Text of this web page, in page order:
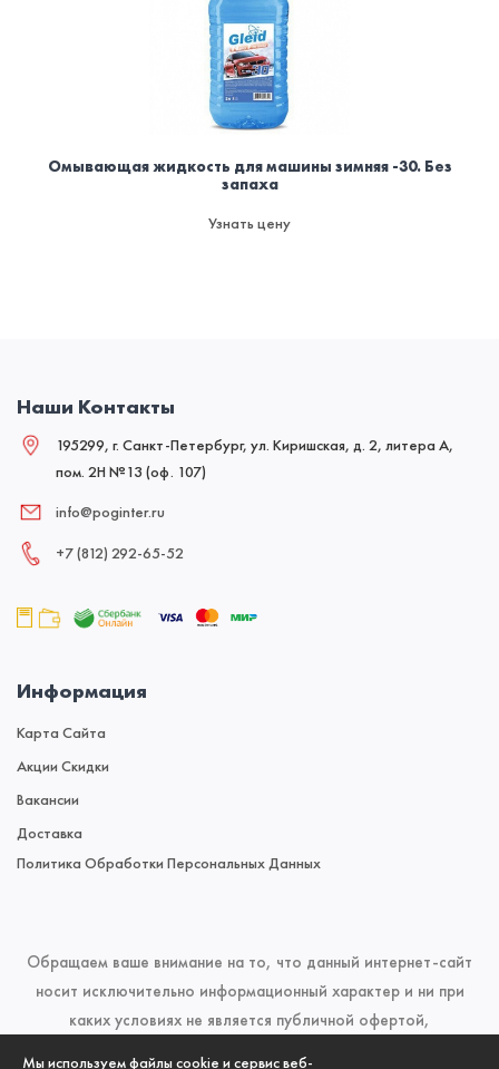
Мы используем файлы cookie и сервис веб-
Омывающая жидкость для машины зимняя -30. Без
запаха
Узнать цену
Наши Контакты
195299, г. Санкт-Петербург, ул. Киришская, д. 2, литера А,
пом. 2Н №13 (оф. 107)
info@poginter.ru
+7 (812) 292‑65‑52
Информация
Карта Сайта
Акции Скидки
Вакансии
Доставка
Политика Обработки Персональных Данных
Обращаем ваше внимание на то, что данный интернет-сайт
носит исключительно информационный характер и ни при
каких условиях не является публичной офертой,